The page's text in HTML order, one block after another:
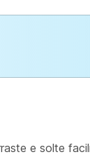
e solte